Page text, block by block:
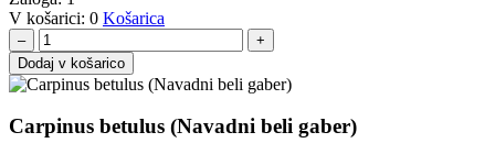
V košarici: 0 Košarica
–
+
Dodaj v košarico
Carpinus betulus (Navadni beli gaber)